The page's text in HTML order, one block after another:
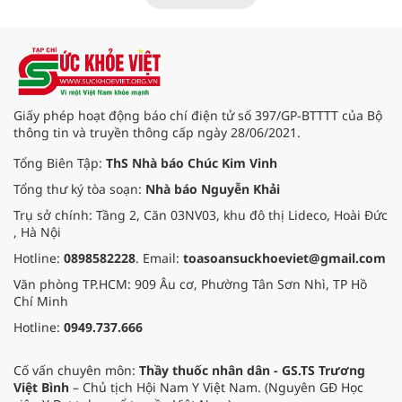
Giấy phép hoạt động báo chí điện tử số 397/GP-BTTTT của Bộ
thông tin và truyền thông cấp ngày 28/06/2021.
Tổng Biên Tập: ThS Nhà báo Chúc Kim Vinh
Tổng thư ký tòa soạn: Nhà báo Nguyễn Khải
Trụ sở chính: Tầng 2, Căn 03NV03, khu đô thị Lideco, Hoài Đức
, Hà Nội
Hotline: 0898582228. Email: toasoansuckhoeviet@gmail.com
Văn phòng TP.HCM: 909 Âu cơ, Phường Tân Sơn Nhì, TP Hồ
Chí Minh
Hotline: 0949.737.666
Cố vấn chuyên môn: Thầy thuốc nhân dân - GS.TS Trương
Việt Bình – Chủ tịch Hội Nam Y Việt Nam. (Nguyên GĐ Học